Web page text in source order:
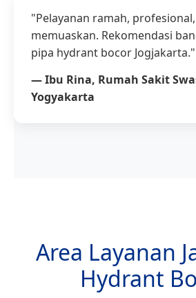
"Pelayanan ramah,
memuaskan. Rekomendasi
pipa hydrant bocor Jogjakarta."
— Ibu Rina, Rumah Sakit
Yogyakarta
Area Layanan
Hydrant